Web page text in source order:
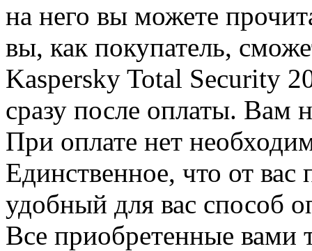
на него вы можете
вы, как покупатель,
Kaspersky Total Security
сразу после оплаты. Вам
При оплате нет
Единственное, что от вас
удобный для вас способ
Все приобретенные вами